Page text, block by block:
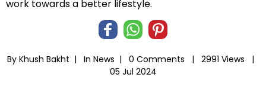
work towards a better lifestyle.
By Khush Bakht | In News | 0 Comments |
2991 Views |
05 Jul 2024